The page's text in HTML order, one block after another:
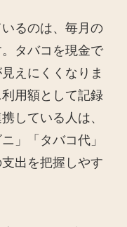
るのは、毎月の
タバコを現金で
えにくくなりま
用額として記録
している人は、
」「タバコ代」
出を把握しやす